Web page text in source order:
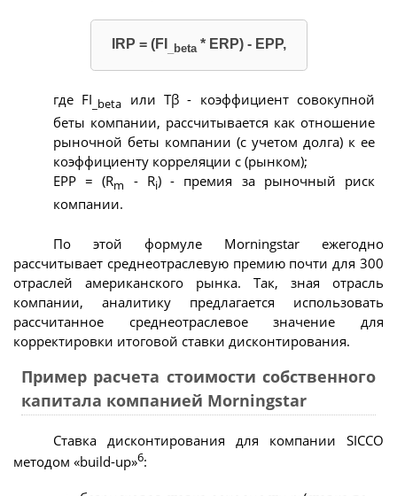
IRP = (FI _beta* ERP) - EPP,
где FI _beta
или Тβ - коэффициент совокупной
беты компании, рассчитывается как отношение
рыночной беты компании (с учетом долга) к ее
коэффициенту корреляции с (рынком);
EPP = (Rm - Ri) - премия за рыночный риск
компании.
По этой формуле Morningstar ежегодно
рассчитывает среднеотраслевую премию почти для 300
отраслей американского рынка. Так, зная отрасль
компании, аналитику предлагается использовать
рассчитанное среднеотраслевое значение для
корректировки итоговой ставки дисконтирования.
Пример расчета стоимости собственного
капитала компанией Morningstar
Ставка дисконтирования для компании SICCO
методом «build-up»6: